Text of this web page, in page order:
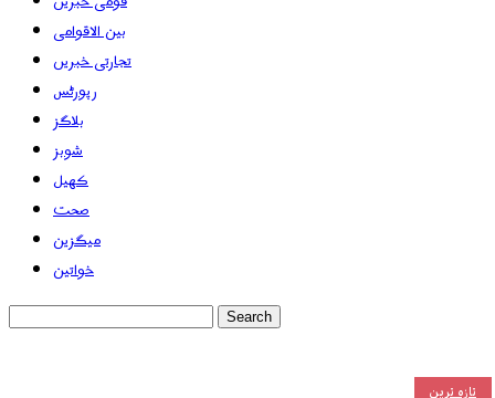
بین الاقوامی
تجارتی خبریں
رپورٹس
بلاگز
شوبز
کھیل
صحت
میگزین
خواتین
تازہ ترین